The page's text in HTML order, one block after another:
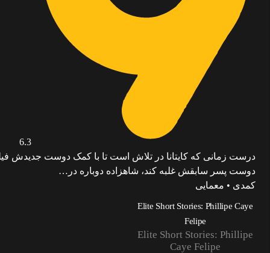
6.3
درست زمانی که کایتانا در تلاش است تا با کمک دوست جدیدش
دوست پسر سابقش غلبه کند، شاهزاده دوباره در…
کمدی • معمایی
Elite Short Stories: Phillipe Caye
Felipe
Elite Short Stories: Phillipe
Caye Felipe